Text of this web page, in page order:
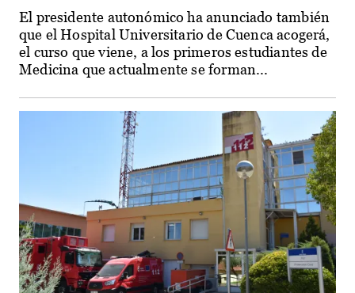
El presidente autonómico ha anunciado también
que el Hospital Universitario de Cuenca acogerá,
el curso que viene, a los primeros estudiantes de
Medicina que actualmente se forman...